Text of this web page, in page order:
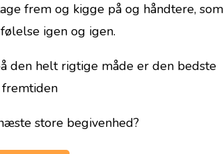
frem og kigge på og håndtere, som
igen og igen.
den helt rigtige måde er den bedste
store begivenhed?